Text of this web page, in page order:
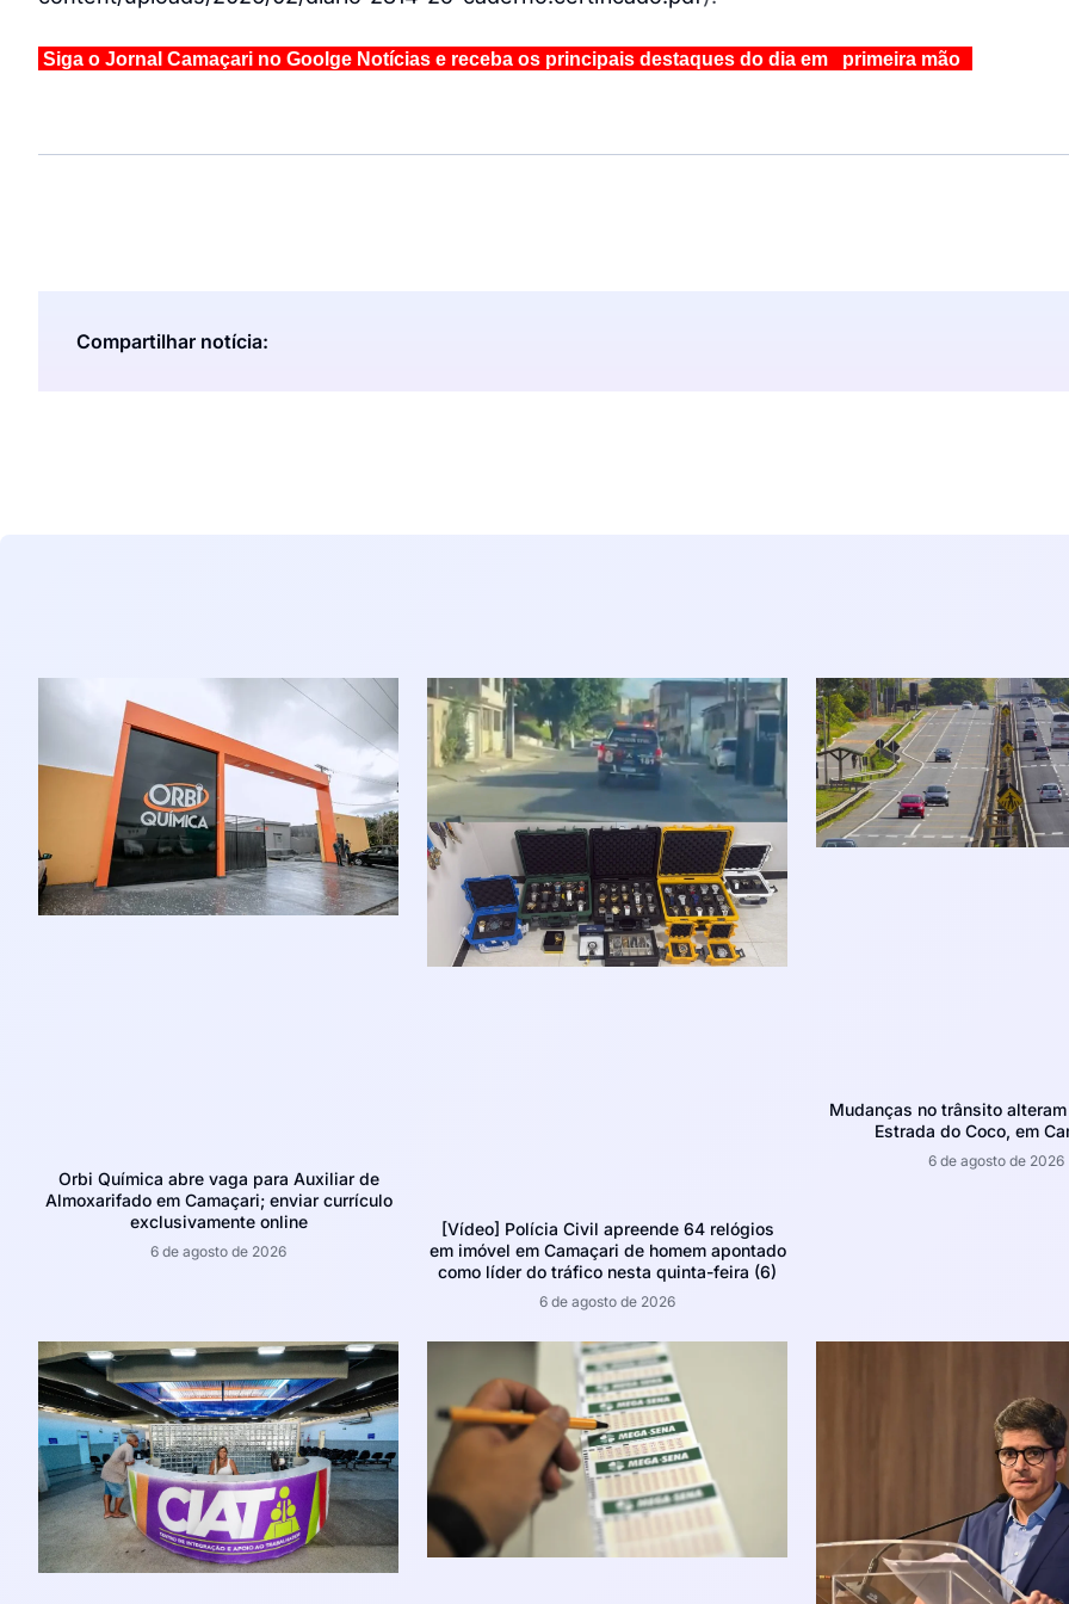
Siga o Jornal Camaçari no Goolge Notícias e receba os principais destaques do dia em primeira mão
Compartilhar notícia:
Orbi Química abre vaga para Auxiliar de
Almoxarifado em Camaçari; enviar currículo
exclusivamente online
6 de agosto de 2026
[Vídeo] Polícia Civil apreende 64 relógios
em imóvel em Camaçari de homem apontado
como líder do tráfico nesta quinta-feira (6)
6 de agosto de 2026
Mudanças no trânsito
Estrada do Coco, em
6 de agosto de 2026